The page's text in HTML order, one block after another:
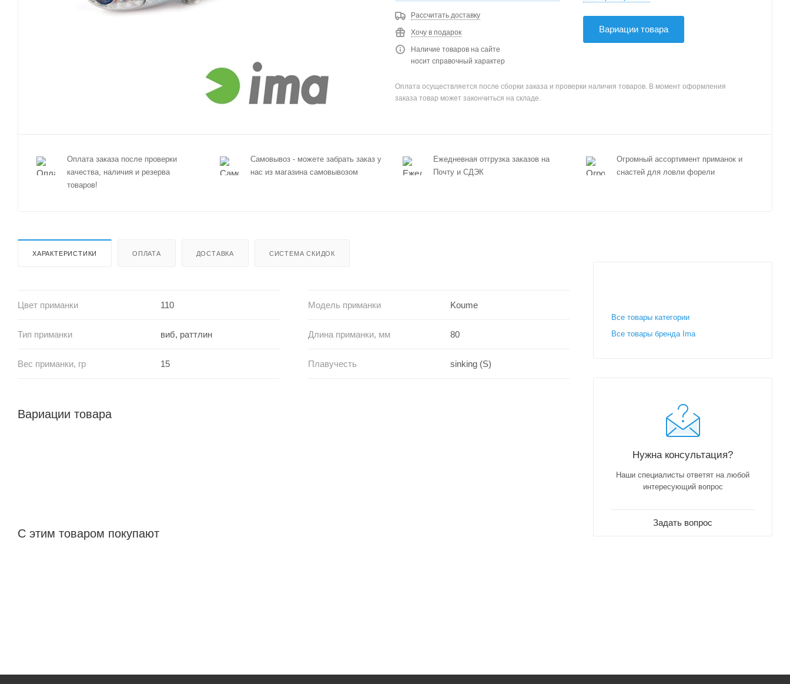
Рассчитать доставку
Хочу в подарок
Наличие товаров на сайте
носит справочный характер
Вариации товара
Оплата осуществляется после сборки заказа и проверки наличия товаров. В момент оформления
заказа товар может закончиться на складе.
Оплата заказа после проверки
качества, наличия и резерва
товаров!
Самовывоз - можете забрать заказ у
нас из магазина самовывозом
Ежедневная отгрузка заказов на
Почту и СДЭК
Огромный ассортимент приманок и
снастей для ловли форели
ХАРАКТЕРИСТИКИ ОПЛАТА ДОСТАВКА СИСТЕМА СКИДОК
Цвет приманки 110 Модель приманки Koume
Тип приманки виб, раттлин Длина приманки, мм 80
Вес приманки, гр 15 Плавучесть sinking (S)
Вариации товара
С этим товаром покупают
Все товары категории
Все товары бренда Ima
Нужна консультация?
Наши специалисты ответят на любой
интересующий вопрос
Задать вопрос